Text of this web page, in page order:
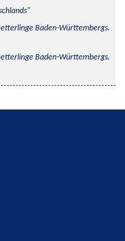
Baden-Württembergs.
Baden-Württembergs.